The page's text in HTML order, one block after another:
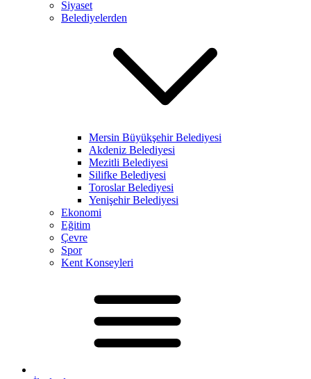
Siyaset
Belediyelerden
Mersin Büyükşehir Belediyesi
Akdeniz Belediyesi
Mezitli Belediyesi
Silifke Belediyesi
Toroslar Belediyesi
Yenişehir Belediyesi
Ekonomi
Eğitim
Çevre
Spor
Kent Konseyleri